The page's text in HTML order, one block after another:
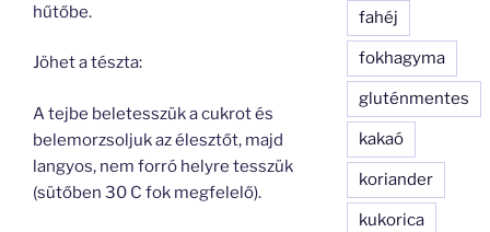
hűtőbe.
Jöhet a tészta:
A tejbe beletesszük a cukrot és
belemorzsoljuk az élesztőt, majd
langyos, nem forró helyre tesszük
(sütőben 30 C fok megfelelő).
fahéj
fokhagyma
gluténmentes
kakaó
koriander
kukorica